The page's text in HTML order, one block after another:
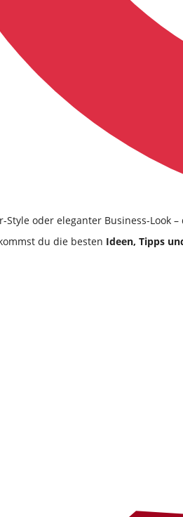
Style oder eleganter Business-Look –
du die besten Ideen, Tipps